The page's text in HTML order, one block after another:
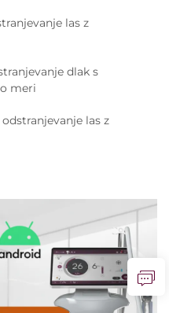
las z
dlak s
meri
las z